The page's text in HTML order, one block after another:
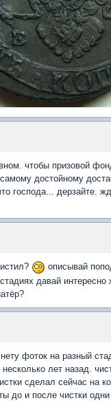
чтобы призовой
достойному
господа... дерзайте.
описывай
давай
фоток на разный
лет назад.
сделал сейчас на
до и после чистки